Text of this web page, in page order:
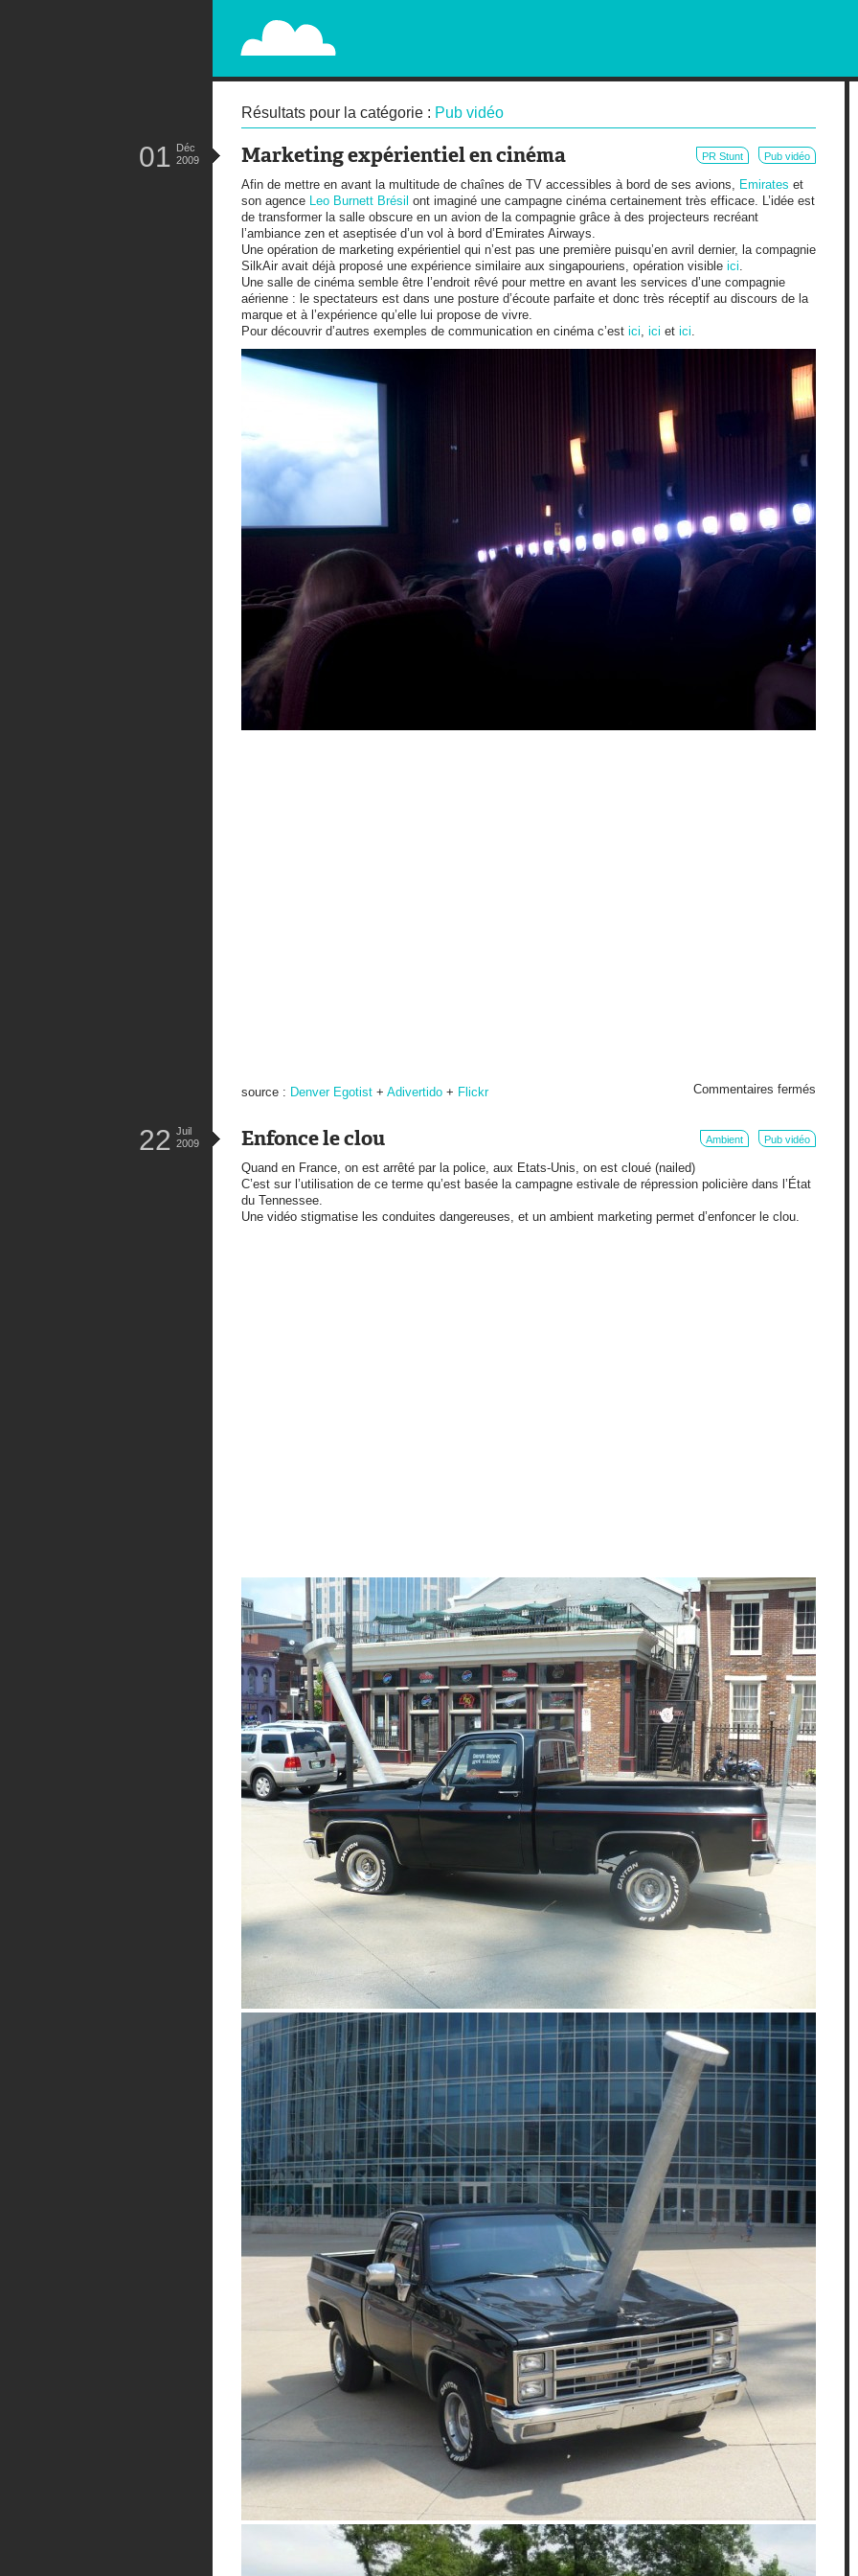
PAPERPLANE
STREET, AMBIENT, GUÉRILLA MARKETING AND OUT OF HOME
Résultats pour la catégorie : Pub vidéo
Marketing expérientiel en cinéma PR Stunt Pub vidéo
01 Déc
2009
Afin de mettre en avant la multitude de chaînes de TV accessibles à bord de ses avions, Emirates et
son agence
Leo Burnett Brésil ont imaginé une campagne cinéma certainement très efficace. L’idée est
de transformer la salle obscure en un avion de la compagnie grâce à des projecteurs recréant
l’ambiance zen et aseptisée d’un vol à bord d’Emirates Airways.
Une opération de marketing expérientiel qui n’est pas une première puisqu’en avril dernier, la compagnie
SilkAir avait déjà proposé une expérience similaire aux singapouriens, opération visible ici
Une salle de cinéma semble être l’endroit rêvé pour mettre en avant les services d’une compagnie
aérienne : le spectateurs est dans une posture d’écoute parfaite et donc très réceptif au discours de la
marque et à l’expérience qu’elle lui propose de vivre.
Pour découvrir d’autres exemples de communication en cinéma c’est ici ici et ici
source : Denver Egotist + Adivertido + Flickr Commentaires fermés
en
Enfonce le clou Ambient Pub vidéo
22 Juil
2009
Quand en France, on est arrêté par la police, aux Etats-Unis, on est cloué (nailed)
C’est sur l’utilisation de ce terme qu’est basée la campagne estivale de répression policière dans l’État
du Tennessee.
Une vidéo stigmatise les conduites dangereuses, et un ambient marketing permet d’enfoncer le clou.